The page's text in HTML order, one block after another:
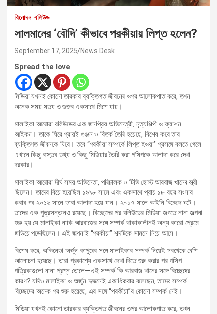
বিনোদন বলিউড
সালমানের ‘বৌদি’ কীভাবে পরকীয়ায় লিপ্ত হলেন?
September 17, 2025 News Desk
Spread the love
মিডিয়া যখনই কোনো তারকার ব্যক্তিগত জীবনের ওপর আলোকপাত করে, তখন
অনেক সময় সত্য ও গুজব একসাথে মিশে যায়।
মালাইকা আরোরা বলিউডের এক জনপ্রিয় অভিনেত্রী, নৃত্যশিল্পী ও ফ্যাশন
আইকন। তাকে ঘিরে প্রায়ই গুঞ্জন ও বিতর্ক তৈরি হয়েছে, বিশেষ করে তার
ব্যক্তিগত জীবনকে ঘিরে। তবে “পরকীয়া সম্পর্কে লিপ্ত হওয়া” প্রসঙ্গে বলতে গেলে
এখানে কিছু বাস্তব তথ্য ও কিছু মিডিয়ার তৈরি করা গসিপকে আলাদা করে দেখা
দরকার।
মালাইকা আরোরা দীর্ঘ সময় অভিনেতা, পরিচালক ও টিভি হোস্ট আরবাজ খানের স্ত্রী
ছিলেন। তাদের বিয়ে হয়েছিল ১৯৯৮ সালে এবং একসাথে প্রায় ১৮ বছর সংসার
করার পর ২০১৬ সালে তারা আলাদা হয়ে যান। ২০১৭ সালে আইনি বিচ্ছেদ ঘটে।
তাদের এক পুত্রসন্তানও রয়েছে। বিচ্ছেদের পর বলিউডের মিডিয়া জগতে নানা জল্পনা
শুরু হয় যে মালাইকা নাকি আরবাজের সঙ্গে সম্পর্ক থাকাকালীনই অন্য কারো প্রেমে
জড়িয়ে পড়েছিলেন। এই জল্পনাই “পরকীয়া” শব্দটিকে সামনে নিয়ে আসে।
বিশেষ করে, অভিনেতা অর্জুন কাপুরের সঙ্গে মালাইকার সম্পর্ক নিয়েই সবথেকে বেশি
আলোচনা হয়েছে। তারা প্রকাশ্যে একসাথে দেখা দিতে শুরু করার পর গসিপ
পত্রিকাগুলো নানা প্রশ্ন তোলে—এই সম্পর্ক কি আরবাজ খানের সঙ্গে বিচ্ছেদের
কারণ? যদিও মালাইকা ও অর্জুন দুজনেই একাধিকবার বলেছেন, তাদের সম্পর্ক
বিচ্ছেদের অনেক পর শুরু হয়েছে, এর সঙ্গে “পরকীয়া”র কোনো সম্পর্ক নেই।
মিডিয়া যখনই কোনো তারকার ব্যক্তিগত জীবনের ওপর আলোকপাত করে, তখন